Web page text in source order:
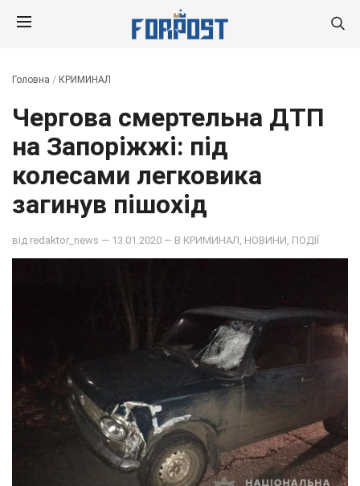
Головна / КРИМИНАЛ
Чергова смертельна ДТП
на Запоріжжі: під
колесами легковика
загинув пішохід
від redaktor_news — 13.01.2020 — В КРИМИНАЛ НОВИНИ ПОДІЇ